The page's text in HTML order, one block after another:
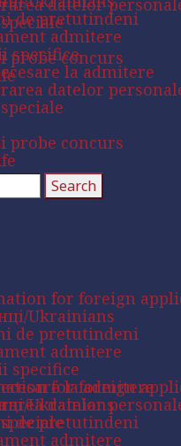
datelor
probe concurs
de pretutindeni
admitere
specifice
la admitere
datelor
probe concurs
for foreign
Ukrainians
de pretutindeni
admitere
specifice
la admitere
datelor
for foreign
Ukrainians
de pretutindeni
admitere